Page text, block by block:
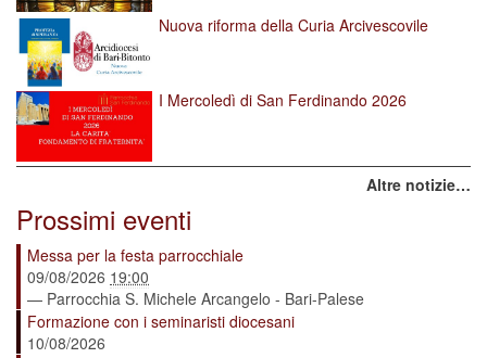
Nuova riforma della Curia Arcivescovile
I Mercoledì di San Ferdinando 2026
Altre notizie…
Prossimi eventi
Messa per la festa parrocchiale
09/08/2026 19:00
— Parrocchia S. Michele Arcangelo - Bari-Palese
Formazione con i seminaristi diocesani
10/08/2026